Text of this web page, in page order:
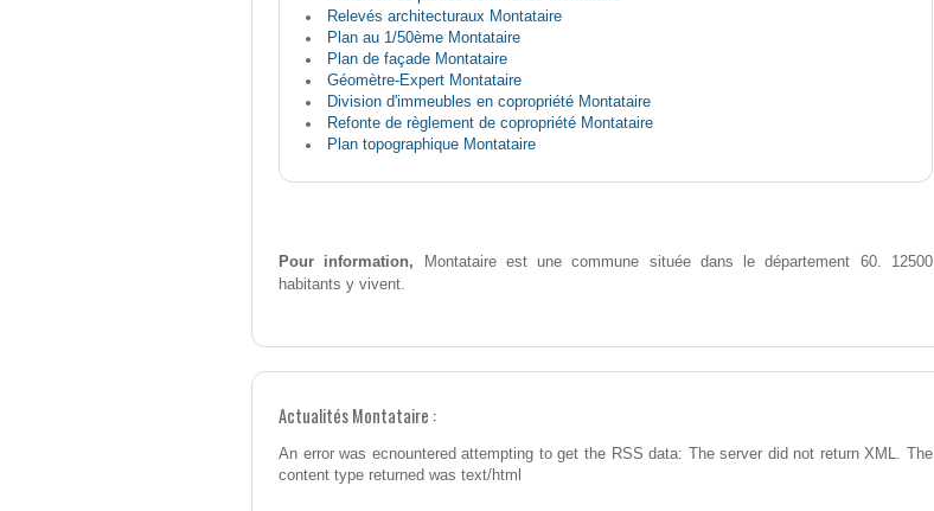
Relevés architecturaux Montataire
Plan au 1/50ème Montataire
Plan de façade Montataire
Géomètre-Expert Montataire
Division d'immeubles en copropriété Montataire
Refonte de règlement de copropriété Montataire
Plan topographique Montataire
Pour information, Montataire est une commune située dans le département 60. 12500
habitants y vivent.
Actualités Montataire :
An error was ecnountered attempting to get the RSS data: The server did not return XML. The
content type returned was text/html